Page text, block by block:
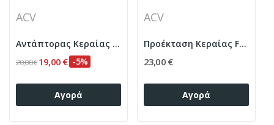
ACV
Αντάπτορας Κεραίας – Universal - Double Female...
20,00 €19,00 € -5%
Αγορά
ACV
Προέκταση Κεραίας Fakra 5m
23,00 €
Αγορά